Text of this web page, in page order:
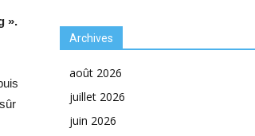
».
Archives
août 2026
juillet 2026
juin 2026